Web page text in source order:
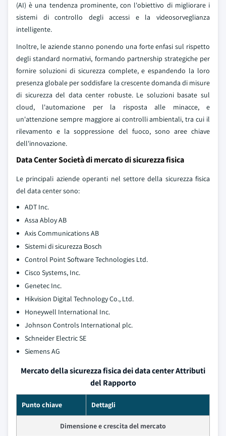
(AI) è una tendenza prominente, con l'obiettivo di migliorare i
sistemi di controllo degli accessi e la videosorveglianza
intelligente.
Inoltre, le aziende stanno ponendo una forte enfasi sul rispetto
degli standard normativi, formando partnership strategiche per
fornire soluzioni di sicurezza complete, e espandendo la loro
presenza globale per soddisfare la crescente domanda di misure
di sicurezza del data center robuste. Le soluzioni basate sul
cloud, l'automazione per la risposta alle minacce, e
un'attenzione sempre maggiore ai controlli ambientali, tra cui il
rilevamento e la soppressione del fuoco, sono aree chiave
dell'innovazione.
Data Center Società di mercato di sicurezza fisica
Le principali aziende operanti nel settore della sicurezza fisica
del data center sono:
ADT Inc.
Assa Abloy AB
Axis Communications AB
Sistemi di sicurezza Bosch
Control Point Software Technologies Ltd.
Cisco Systems, Inc.
Genetec Inc.
Hikvision Digital Technology Co., Ltd.
Honeywell International Inc.
Johnson Controls International plc.
Schneider Electric SE
Siemens AG
Mercato della sicurezza fisica dei data center Attributi
del Rapporto
Punto chiave Dettagli
Dimensione e crescita del mercato